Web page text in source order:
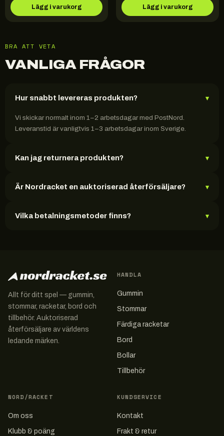
Lägg i varukorg Lägg i varukorg
BRA ATT VETA
VANLIGA FRÅGOR
Hur snabbt levereras produkten? ▾
Vi skickar normalt inom 1–2 arbetsdagar med PostNord.
Leveranstid är vanligtvis 1–3 arbetsdagar inom Sverige.
Kan jag returnera produkten? ▾
Är Nordracket en auktoriserad återförsäljare? ▾
Vilka betalningsmetoder finns? ▾
Allt för ditt spel — gummin,
stommar, racketar, bord och
tillbehör. Auktoriserad
återförsäljare av världens
ledande märken.
HANDLA
Gummin
Stommar
Färdiga racketar
Bord
Bollar
Tillbehör
NORD/RACKET
Om oss
Klubb & poäng
KUNDSERVICE
Kontakt
Frakt & retur